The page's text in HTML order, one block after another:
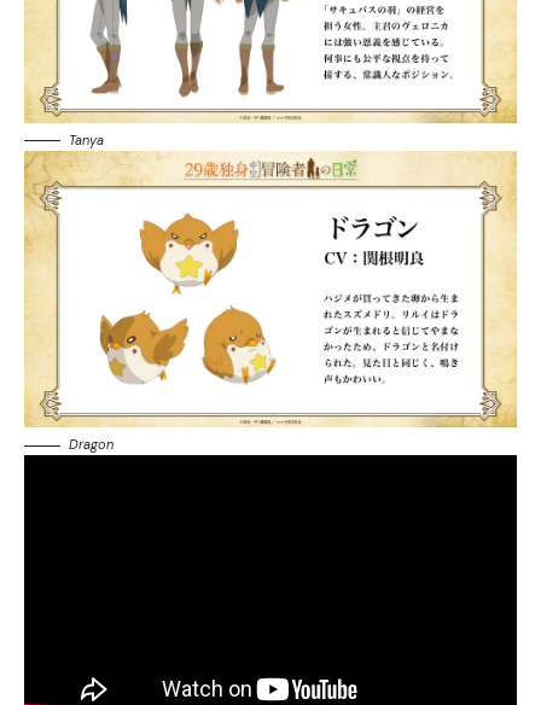
Tanya
Dragon